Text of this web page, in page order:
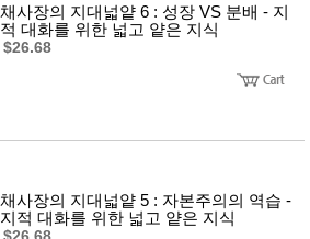
채사장의 지대넓얕 6 : 성장 VS 분배 - 지
적 대화를 위한 넓고 얕은 지식
$26.68
채사장의 지대넓얕 5 : 자본주의의 역습 -
지적 대화를 위한 넓고 얕은 지식
$26.68